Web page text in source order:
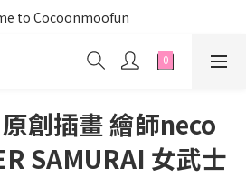
to Cocoonmoofun
創插畫 繪師neco
SAMURAI 女武士